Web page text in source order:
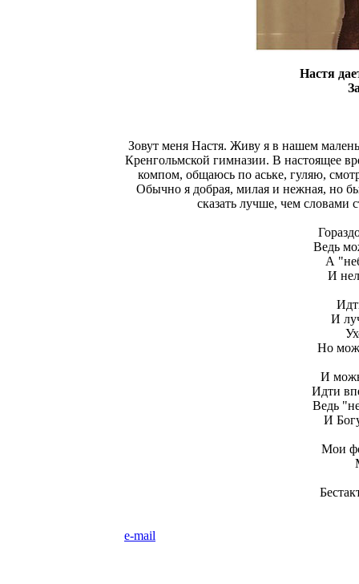
Настя
Зовут меня Настя. Живу я в нашем
Кренгольмской гимназии. В настоящее
компом, общаюсь по аське, гуляю,
Обычно я добрая, милая и нежная, но
сказать лучше, чем словами
Ведь
А
И
И
Но
И
Идти
Ведь
И
Мои
e-mail